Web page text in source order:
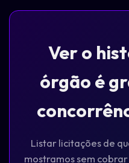
Ver o
órgão é
Listar licitações de
mostramos sem